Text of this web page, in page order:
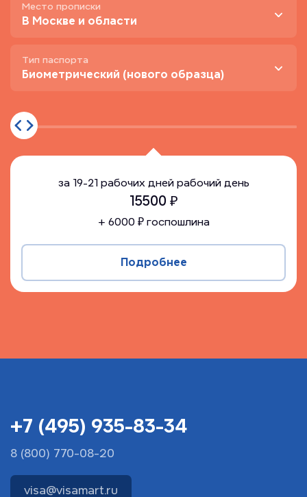
Место прописки
В Москве и области
Тип паспорта
Биометрический (нового образца)
за 19-21 рабочих днейрабочий день
15500₽
+ 6000₽ госпошлина
Подробнее
+7 (495) 935-83-34
8 (800) 770-08-20
visa@visamart.ru